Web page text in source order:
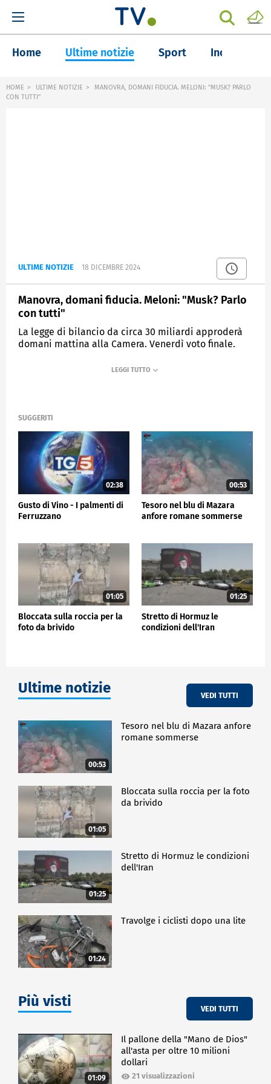
Home Ultime notizie Sport Inchieste
HOME ULTIME NOTIZIE
MANOVRA, DOMANI FIDUCIA. MELONI: "MUSK? PARLO
CON TUTTI"
ULTIME NOTIZIE 18 DICEMBRE 2024
Manovra, domani fiducia. Meloni: "Musk? Parlo
con tutti"
La legge di bilancio da circa 30 miliardi approderà
domani mattina alla Camera. Venerdì voto finale.
SUGGERITI
02:38
Gusto di Vino - I palmenti di
Ferruzzano
00:53
Tesoro nel blu di Mazara
anfore romane sommerse
01:05
Bloccata sulla roccia per la
foto da brivido
01:25
Stretto di Hormuz le
condizioni dell'Iran
Ultime notizie VEDI TUTTI
00:53
Tesoro nel blu di Mazara anfore
romane sommerse
01:05
Bloccata sulla roccia per la foto
da brivido
01:25
Stretto di Hormuz le condizioni
dell'Iran
01:24
Travolge i ciclisti dopo una lite
Più visti VEDI TUTTI
01:09
Il pallone della "Mano de Dios"
all'asta per oltre 10 milioni
dollari
21 visualizzazioni